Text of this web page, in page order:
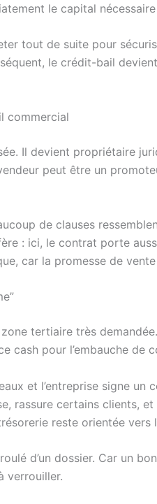
le capital nécessaire
tout de suite pour
le crédit-bail
commercial
Il devient propriétaire
peut être un
de clauses
: ici, le contrat porte
car la promesse de
tertiaire très
cash pour l’embauche
et l’entreprise signe
rassure certains clients,
reste orientée vers
d’un dossier. Car un
verrouiller.